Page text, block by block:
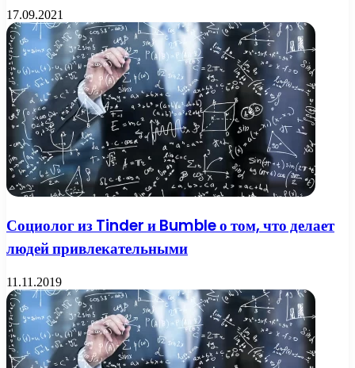
17.09.2021
Социолог из Tinder и Bumble о том, что делает
людей привлекательными
11.11.2019